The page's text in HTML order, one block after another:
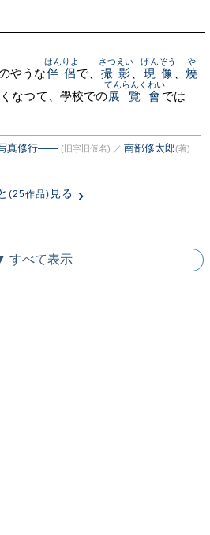
やうな伴侶
はんりよ
で、 撮影
さつえい
現像
げんぞう
、燒
や
なつて、學校での展覽會
てんらんくわい
では
真修行―― (旧字旧仮名) ／ 南部修太郎(著)
(25作品) 見る
すべて表示